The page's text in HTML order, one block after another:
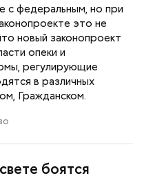
с федеральным, но при
это не
новый законопроект
опеки и
регулирующие
в различных
Гражданском.
боятся